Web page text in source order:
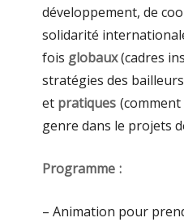
développement, de
solidarité
fois globaux(cadres
stratégies des
et pratiques
genre dans le projets
Programme :
– Animation pour